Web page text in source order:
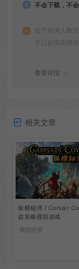
不会下载，不
由于咨询人数
不过如安装报
查看详情
相关文章
纵横秘湾 / Corsair
盗策略模拟游戏
模拟经营